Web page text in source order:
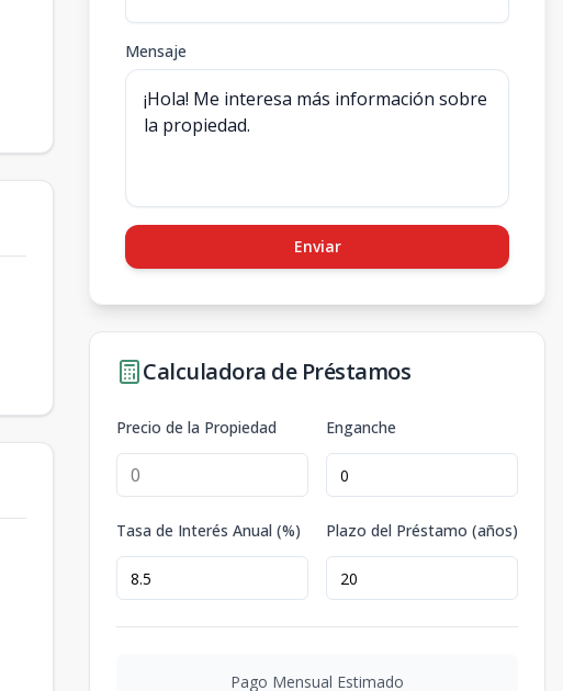
Mensaje
Enviar
Calculadora de Préstamos
Precio de la Propiedad Enganche
Tasa de Interés Anual (%) Plazo del Préstamo (años)
Pago Mensual Estimado